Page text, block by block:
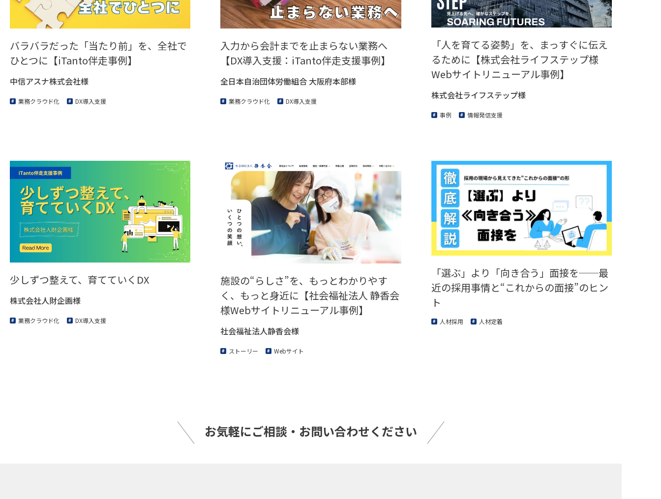
バラバラだった「当たり前」を、全社で
ひとつに【iTanto伴走事例】
中信アスナ株式会社様
業務クラウド化 DX導入支援
入力から会計までを止まらない業務へ
【DX導入支援：iTanto伴走支援事例】
全日本自治団体労働組合 大阪府本部様
業務クラウド化 DX導入支援
「人を育てる姿勢」を、まっすぐに伝え
るために【株式会社ライフステップ様
Webサイトリニューアル事例】
株式会社ライフステップ様
事例 情報発信支援
少しずつ整えて、育てていくDX
株式会社人財企画様
業務クラウド化 DX導入支援
施設の“らしさ”を、もっとわかりやす
く、もっと身近に【社会福祉法人 静香会
様Webサイトリニューアル事例】
社会福祉法人静香会様
ストーリー Webサイト
「選ぶ」より「向き合う」面接を──最
近の採用事情と“これからの面接”のヒン
ト
人材採用 人材定着
お気軽にご相談・ お問い合わせください